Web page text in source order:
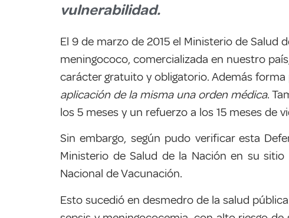
vulnerabilidad.
El 9 de marzo de 2015 el Ministerio de Salud
meningococo, comercializada en nuestro
carácter gratuito y obligatorio. Además
aplicación de la misma una orden médica.
los 5 meses y un refuerzo a los 15 meses de
Sin embargo, según pudo verificar esta
Ministerio de Salud de la Nación en su
Nacional de Vacunación.
Esto sucedió en desmedro de la salud